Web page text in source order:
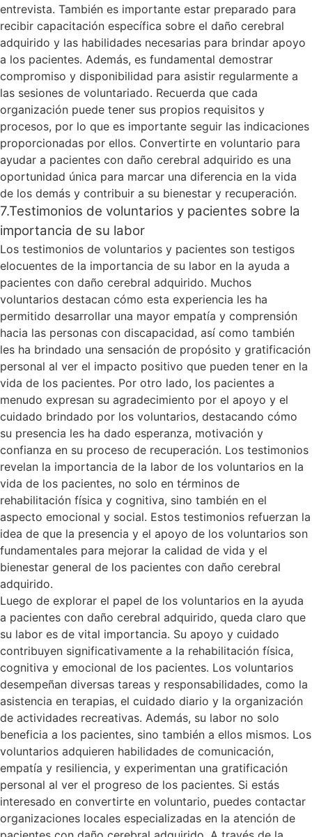
entrevista. También es importante estar preparado para
recibir capacitación específica sobre el daño cerebral
adquirido y las habilidades necesarias para brindar apoyo
a los pacientes. Además, es fundamental demostrar
compromiso y disponibilidad para asistir regularmente a
las sesiones de voluntariado. Recuerda que cada
organización puede tener sus propios requisitos y
procesos, por lo que es importante seguir las indicaciones
proporcionadas por ellos. Convertirte en voluntario para
ayudar a pacientes con daño cerebral adquirido es una
oportunidad única para marcar una diferencia en la vida
de los demás y contribuir a su bienestar y recuperación.
7.Testimonios de voluntarios y pacientes sobre la
importancia de su labor
Los testimonios de voluntarios y pacientes son testigos
elocuentes de la importancia de su labor en la ayuda a
pacientes con daño cerebral adquirido. Muchos
voluntarios destacan cómo esta experiencia les ha
permitido desarrollar una mayor empatía y comprensión
hacia las personas con discapacidad, así como también
les ha brindado una sensación de propósito y gratificación
personal al ver el impacto positivo que pueden tener en la
vida de los pacientes. Por otro lado, los pacientes a
menudo expresan su agradecimiento por el apoyo y el
cuidado brindado por los voluntarios, destacando cómo
su presencia les ha dado esperanza, motivación y
confianza en su proceso de recuperación. Los testimonios
revelan la importancia de la labor de los voluntarios en la
vida de los pacientes, no solo en términos de
rehabilitación física y cognitiva, sino también en el
aspecto emocional y social. Estos testimonios refuerzan la
idea de que la presencia y el apoyo de los voluntarios son
fundamentales para mejorar la calidad de vida y el
bienestar general de los pacientes con daño cerebral
adquirido.
Luego de explorar el papel de los voluntarios en la ayuda
a pacientes con daño cerebral adquirido, queda claro que
su labor es de vital importancia. Su apoyo y cuidado
contribuyen significativamente a la rehabilitación física,
cognitiva y emocional de los pacientes. Los voluntarios
desempeñan diversas tareas y responsabilidades, como la
asistencia en terapias, el cuidado diario y la organización
de actividades recreativas. Además, su labor no solo
beneficia a los pacientes, sino también a ellos mismos. Los
voluntarios adquieren habilidades de comunicación,
empatía y resiliencia, y experimentan una gratificación
personal al ver el progreso de los pacientes. Si estás
interesado en convertirte en voluntario, puedes contactar
organizaciones locales especializadas en la atención de